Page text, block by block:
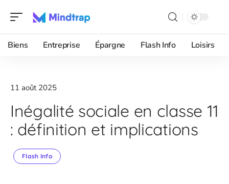
Biens Entreprise Épargne Flash Info Loisirs
11 août 2025
Inégalité sociale en classe 11
: définition et implications
Flash Info